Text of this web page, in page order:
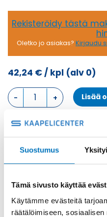
Suostumus
Tämä sivusto käyttää
Käytämme evästeitä
räätälöimiseen,
Rekisteröidy tästä
Oletko jo asiakas? Kirjaudu
42,24 €/ kpl (alv 0)
CTSE
NAARAS
Lisää
TuotekoodiCTSEF10R
Toimituskulut 35kg:n asti 25€.
Yli 35kg:n toimituskulut